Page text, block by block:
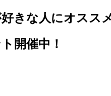
きな人にオスス
開催中！